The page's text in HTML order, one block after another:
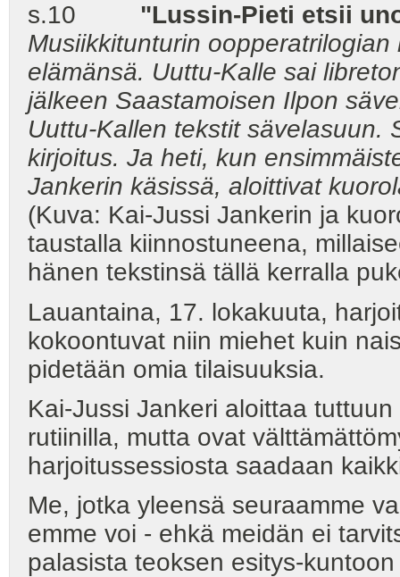
s.10 "Lussin-Pieti etsii
Musiikkitunturin
elämänsä. Uuttu-Kalle sai
jälkeen Saastamoisen Ilpon
Uuttu-Kallen tekstit sävelasuun.
kirjoitus. Ja heti, kun
Jankerin käsissä, aloittivat
(Kuva: Kai-Jussi Jankerin ja
taustalla kiinnostuneena,
hänen tekstinsä tällä kerralla
Lauantaina, 17. lokakuuta,
kokoontuvat niin miehet kuin
pidetään omia tilaisuuksia.
Kai-Jussi Jankeri aloittaa
rutiinilla, mutta ovat
harjoitussessiosta saadaan
Me, jotka yleensä seuraamme
emme voi - ehkä meidän ei
palasista teoksen esitys-